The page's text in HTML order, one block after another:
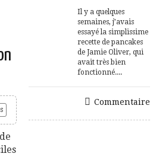
Il y a quelques
semaines, j’avais
essayé la simplissime
recette de pancakes
de Jamie Oliver, qui
avait très bien
fonctionné....
Commentaire